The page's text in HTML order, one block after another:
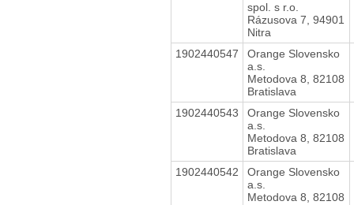
spol. s r.o.
Rázusova 7, 94901
Nitra
1902440547
Orange Slovensko
a.s.
Metodova 8, 82108
Bratislava
1902440543
Orange Slovensko
a.s.
Metodova 8, 82108
Bratislava
1902440542
Orange Slovensko
a.s.
Metodova 8, 82108